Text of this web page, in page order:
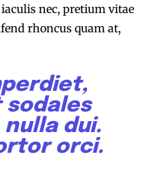
nec, pretium vitae
rhoncus quam at,
sodales
nulla dui.
orci.